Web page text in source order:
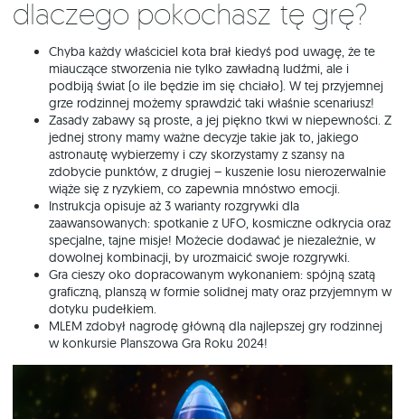
Dlaczego pokochasz tę grę?
Chyba każdy właściciel kota brał kiedyś pod uwagę, że te
miauczące stworzenia nie tylko zawładną ludźmi, ale i
podbiją świat (o ile będzie im się chciało). W tej przyjemnej
grze rodzinnej możemy sprawdzić taki właśnie scenariusz!
Zasady zabawy są proste, a jej piękno tkwi w niepewności. Z
jednej strony mamy ważne decyzje takie jak to, jakiego
astronautę wybierzemy i czy skorzystamy z szansy na
zdobycie punktów, z drugiej – kuszenie losu nierozerwalnie
wiąże się z ryzykiem, co zapewnia mnóstwo emocji.
Instrukcja opisuje aż 3 warianty rozgrywki dla
zaawansowanych: spotkanie z UFO, kosmiczne odkrycia oraz
specjalne, tajne misje! Możecie dodawać je niezależnie, w
dowolnej kombinacji, by urozmaicić swoje rozgrywki.
Gra cieszy oko dopracowanym wykonaniem: spójną szatą
graficzną, planszą w formie solidnej maty oraz przyjemnym w
dotyku pudełkiem.
MLEM zdobył nagrodę główną dla najlepszej gry rodzinnej
w konkursie Planszowa Gra Roku 2024!